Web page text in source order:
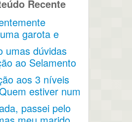
Recente
garota e
ela acabou...
umas dúvidas
ao Selamento
de...
aos 3 níveis
estiver num
passei pelo